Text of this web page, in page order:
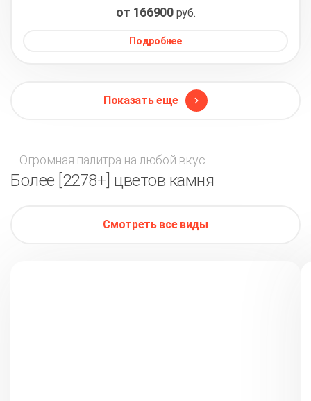
от 166900 руб.
Подробнее
Показать еще
Огромная палитра на любой вкус
Более [2278+] цветов камня
Смотреть все виды